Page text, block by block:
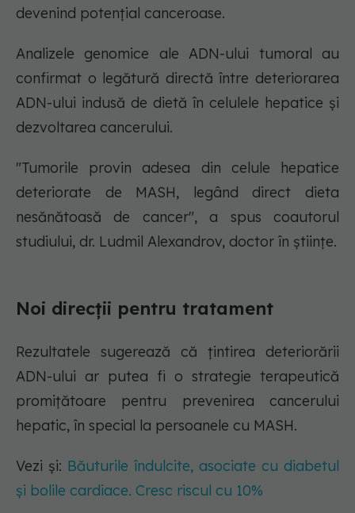
devenind potențial canceroase.
Analizele genomice ale ADN-ului tumoral au
confirmat o legătură directă între deteriorarea
ADN-ului indusă de dietă în celulele hepatice și
dezvoltarea cancerului.
"Tumorile provin adesea din celule hepatice
deteriorate de MASH, legând direct dieta
nesănătoasă de cancer", a spus coautorul
studiului, dr. Ludmil Alexandrov, doctor în științe.
Noi direcții pentru tratament
Rezultatele sugerează că țintirea deteriorării
ADN-ului ar putea fi o strategie terapeutică
promițătoare pentru prevenirea cancerului
hepatic, în special la persoanele cu MASH.
Vezi și: Băuturile îndulcite, asociate cu diabetul
și bolile cardiace. Cresc riscul cu 10%